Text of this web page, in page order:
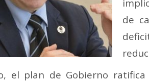
de
el plan de Gobierno